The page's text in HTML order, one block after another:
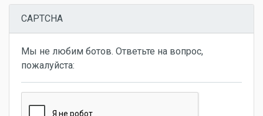
CAPTCHA
Мы не любим ботов. Ответьте на вопрос,
пожалуйста: